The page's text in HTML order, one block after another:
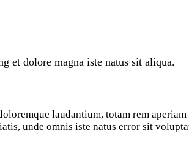
et dolore magna iste natus sit aliqua.
laudantium, totam rem aperiam
unde omnis iste natus error sit